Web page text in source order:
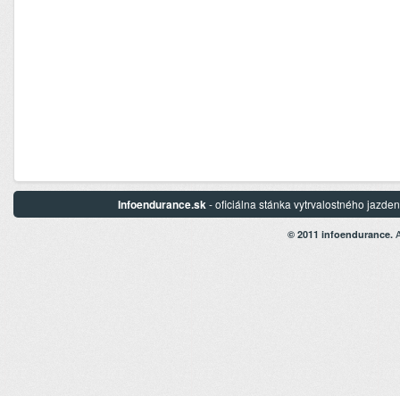
Infoendurance.sk - oficiálna stánka vytrvalostného
© 2011 infoendurance.